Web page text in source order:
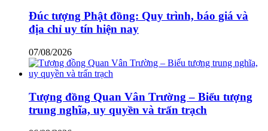
Đúc tượng Phật đồng: Quy trình, báo giá và
địa chỉ uy tín hiện nay
07/08/2026
Tượng đồng Quan Vân Trường – Biểu tượng
trung nghĩa, uy quyền và trấn trạch